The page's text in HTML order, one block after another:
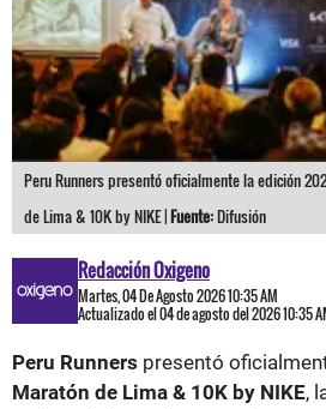
Peru Runners presentó oficialmente la edición
de Lima & 10K by NIKE |Fuente:Difusión
Redacción Oxigeno
Martes, 04 De Agosto 2026 10:35 AM
Actualizado el 04 de agosto del 2026 10:35
Peru Runners presentó
Maratón de Lima & 10K by NIKE,